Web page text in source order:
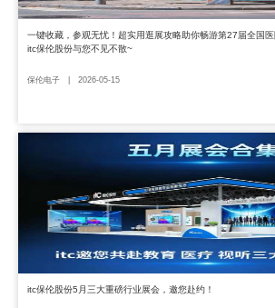
一键收藏，参观无忧！超实用逛展攻略助你畅游第27届全国医
itc保伦股份与您不见不散~
保伦电子 | 2026-05-15
itc保伦股份5月三大重磅行业展会，邀您赴约！